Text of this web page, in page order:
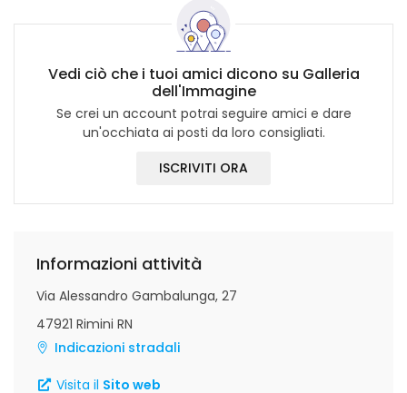
Vedi ciò che i tuoi amici dicono su Galleria
dell'Immagine
Se crei un account potrai seguire amici e dare
un'occhiata ai posti da loro consigliati.
ISCRIVITI ORA
Informazioni attività
Via Alessandro Gambalunga, 27
47921 Rimini RN
Indicazioni stradali
Visita il Sito web